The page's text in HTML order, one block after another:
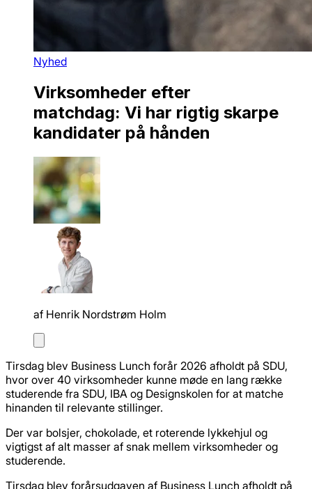
Nyhed
Virksomheder efter
matchdag: Vi har rigtig skarpe
kandidater på hånden
af Henrik Nordstrøm Holm
Tirsdag blev Business Lunch forår 2026 afholdt på SDU,
hvor over 40 virksomheder kunne møde en lang række
studerende fra SDU, IBA og Designskolen for at matche
hinanden til relevante stillinger.
Der var bolsjer, chokolade, et roterende lykkehjul og
vigtigst af alt masser af snak mellem virksomheder og
studerende.
Tirsdag blev forårsudgaven af Business Lunch afholdt på